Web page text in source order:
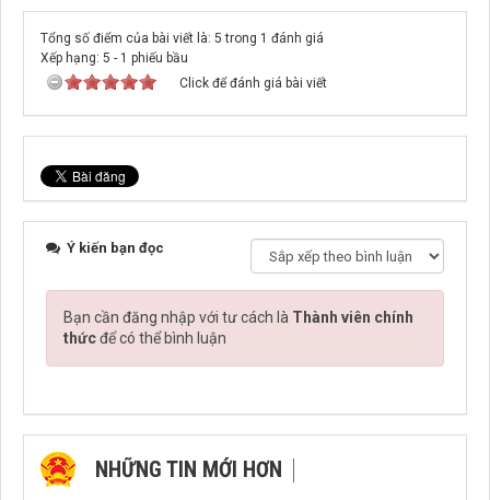
Tổng số điểm của bài viết là: 5 trong 1 đánh giá
Xếp hạng: 5 - 1 phiếu bầu
Click để đánh giá bài viết
Ý kiến bạn đọc
Bạn cần đăng nhập với tư cách là Thành viên chính
thứcđể có thể bình luận
NHỮNG TIN MỚI HƠN